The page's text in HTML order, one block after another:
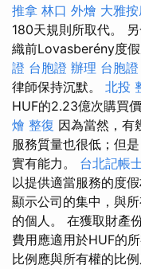
推拿 林口 外燴 大雅
180天規則所取代。
織前Lovasberény度
證 台胞證 辦理 台胞
律師保持沉默。 北投
HUF的2.23億次購買
燴 整復 因為當然，有
服務質量也很低；但
實有能力。 台北記帳
以提供適當服務的度
顯示公司的集中，與
的個人。 在獲取財產
費用應適用於HUF的
比例應與所有權的比例